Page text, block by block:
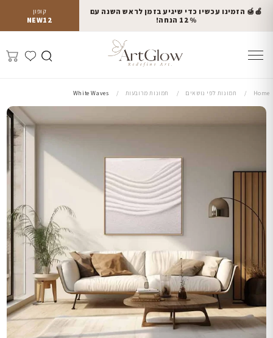
קופון
NEW12
🍎🍯 הזמינו עכשיו כדי שיגיע בזמן לראש השנה עם
12% הנחה!
Home תמונות לפי נושאים תמונות מרובעות White Waves